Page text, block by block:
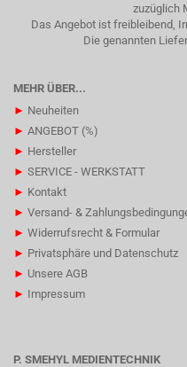
zuzüglich
Das Angebot ist freibleibend,
Die genannten
MEHR ÜBER...
► Neuheiten
► ANGEBOT (%)
► Hersteller
► SERVICE - WERKSTATT
► Kontakt
► Versand- &
► Widerrufsrecht & Formular
► Privatsphäre und Datenschutz
► Unsere AGB
► Impressum
P. SMEHYL MEDIENTECHNIK